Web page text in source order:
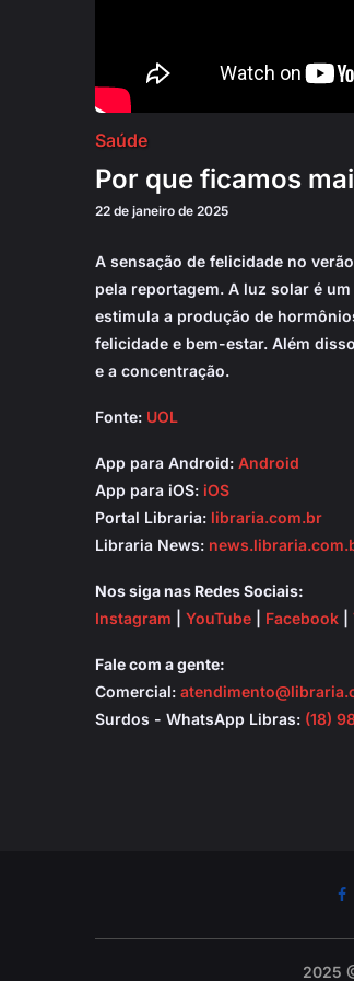
Saúde
Por que ficamos
22 de janeiro de 2025
A sensação de felicidade no
pela reportagem. A luz solar é
estimula a produção de
felicidade e bem-estar. Além
e a concentração.
Fonte: UOL
App para Android: Android
App para iOS: iOS
Portal Libraria: libraria.com.br
Libraria News:
Nos siga nas Redes Sociais:
Instagram
YouTube Facebook
Fale com a gente:
Comercial:
Surdos - WhatsApp Libras: (18)
2025